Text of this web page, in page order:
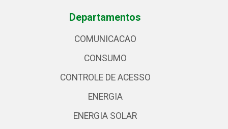
Departamentos
COMUNICACAO
CONSUMO
CONTROLE DE ACESSO
ENERGIA
ENERGIA SOLAR